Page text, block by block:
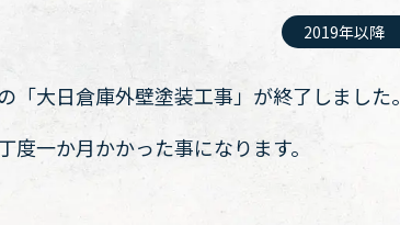
2019年以降
大日倉庫外壁塗装工事」が終了しました。
一か月かかった事になります。